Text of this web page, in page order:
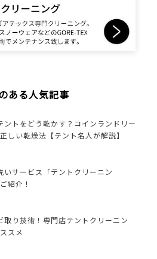
ある人気記事
ントをどう乾かす？コインランドリー
しい乾燥法【テント名人が解説】
いサービス「テントクリーニン
紹介！
取り技術！専門店テントクリーニン
スメ